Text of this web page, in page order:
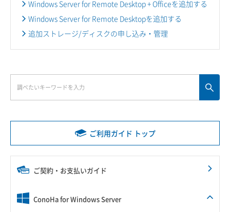
ご利用ガイド トップ
ご契約・お支払いガイド
ConoHa for Windows Server
Windows Server for Remote Desktop + Officeを追加する
Windows Server for Remote Desktopを追加する
追加ストレージ/ディスクの申し込み・管理